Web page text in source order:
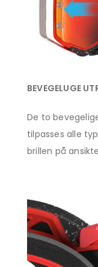
BEVEGELUGE
De to
tilpasses alle
brillen på